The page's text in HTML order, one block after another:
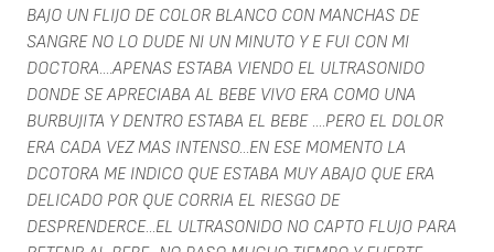
BAJO UN FLIJO DE COLOR BLANCO CON MANCHAS DE
SANGRE NO LO DUDE NI UN MINUTO Y E FUI CON MI
DOCTORA....APENAS ESTABA VIENDO EL ULTRASONIDO
DONDE SE APRECIABA AL BEBE VIVO ERA COMO UNA
BURBUJITA Y DENTRO ESTABA EL BEBE ....PERO EL DOLOR
ERA CADA VEZ MAS INTENSO...EN ESE MOMENTO LA
DCOTORA ME INDICO QUE ESTABA MUY ABAJO QUE ERA
DELICADO POR QUE CORRIA EL RIESGO DE
DESPRENDERCE...EL ULTRASONIDO NO CAPTO FLUJO PARA